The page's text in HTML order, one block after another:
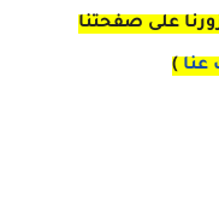
على صفحتنا
)